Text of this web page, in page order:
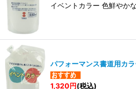
イベントカラー 色鮮やか
パフォーマンス書道用
1,320円(税込)